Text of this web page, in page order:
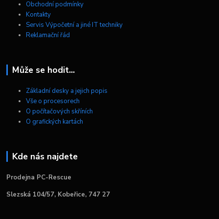
Obchodní podmínky
Kontakty
Servis Výpočetní a jiné IT techniky
Reklamační řád
Může se hodit...
Základní desky a jejich popis
Vše o procesorech
O počítačových skříních
O grafických kartách
Kde nás najdete
Prodejna PC-Rescue
Slezská 104/57, Kobeřice, 747 27